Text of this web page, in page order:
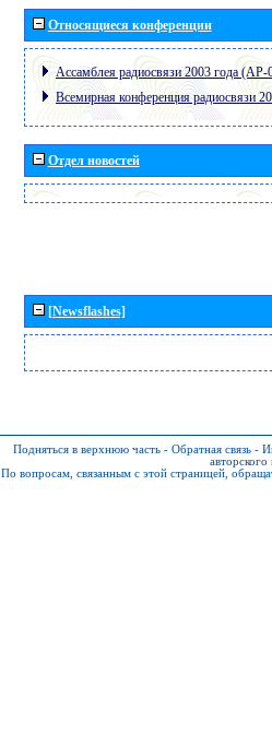
Относящиеся конференции
Ассамблея радиосвязи 2003 года (АР-
Всемирная конференция радиосвязи
Отдел новостей
[Newsflashes]
Подняться в верхнюю часть - Обратная связь -
По вопросам, связанным с этой страницей,